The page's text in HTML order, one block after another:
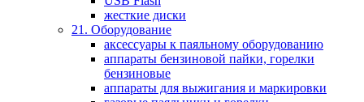
жесткие диски
21. Оборудование
аксессуары к паяльному оборудованию
аппараты бензиновой пайки, горелки
бензиновые
аппараты для выжигания и маркировки